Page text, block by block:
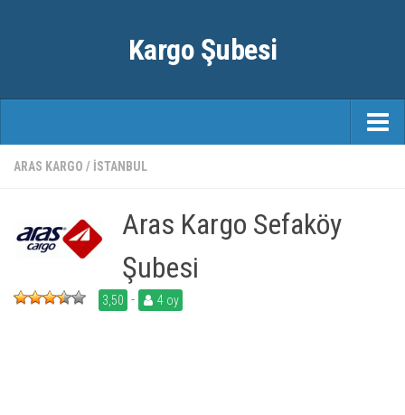
Kargo Şubesi
ANASAYFA
ŞEHIRLER
ARAS KARGO / İSTANBUL
Aras Kargo Sefaköy
Şubesi
3,50 - 4 oy